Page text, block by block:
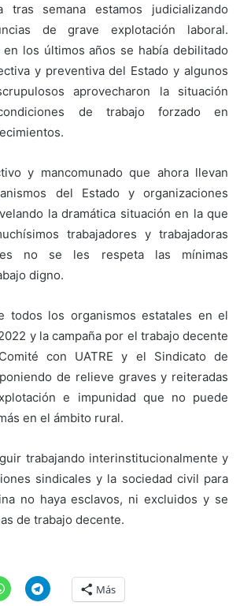
tras semana estamos judicializando
de grave explotación laboral.
en los últimos años se había debilitado
y preventiva del Estado y algunos
aprovecharon la situación
de trabajo forzado en
y mancomunado que ahora llevan
del Estado y organizaciones
la dramática situación en la que
trabajadores y trabajadoras
no se les respeta las mínimas
digno.
todos los organismos estatales en el
y la campaña por el trabajo decente
con UATRE y el Sindicato de
de relieve graves y reiteradas
e impunidad que no puede
en el ámbito rural.
trabajando interinstitucionalmente y
sindicales y la sociedad civil para
no haya esclavos, ni excluidos y se
de trabajo decente.
Más